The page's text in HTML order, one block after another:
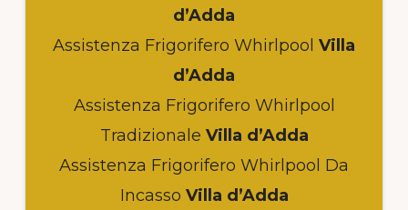
d’Adda
Assistenza Frigorifero Whirlpool Villa
d’Adda
Assistenza Frigorifero Whirlpool
Tradizionale Villa d’Adda
Assistenza Frigorifero Whirlpool Da
Incasso Villa d’Adda